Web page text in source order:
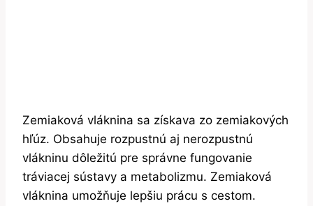
Zemiaková vláknina sa získava zo zemiakových
hľúz. Obsahuje rozpustnú aj nerozpustnú
vlákninu dôležitú pre správne fungovanie
tráviacej sústavy a metabolizmu. Zemiaková
vláknina umožňuje lepšiu prácu s cestom.